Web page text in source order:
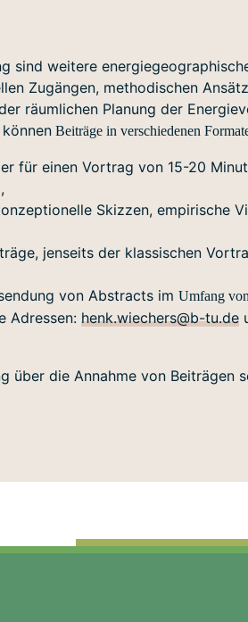
sind weitere
Zugängen, methodischen
räumlichen Planung der
Beiträge in verschiedenen
für einen Vortrag von 15-20
Skizzen, empirische
jenseits der klassischen
von Abstracts imUmfang
Adressen:henk.wiechers@b-tu.de
über die Annahme von Beiträgen